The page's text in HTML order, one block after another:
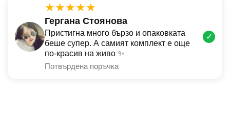
★★★★★
Гергана Стоянова
Пристигна много бързо и опаковката
беше супер. А самият комплект е още
по-красив на живо ✨
Потвърдена поръчка
✓